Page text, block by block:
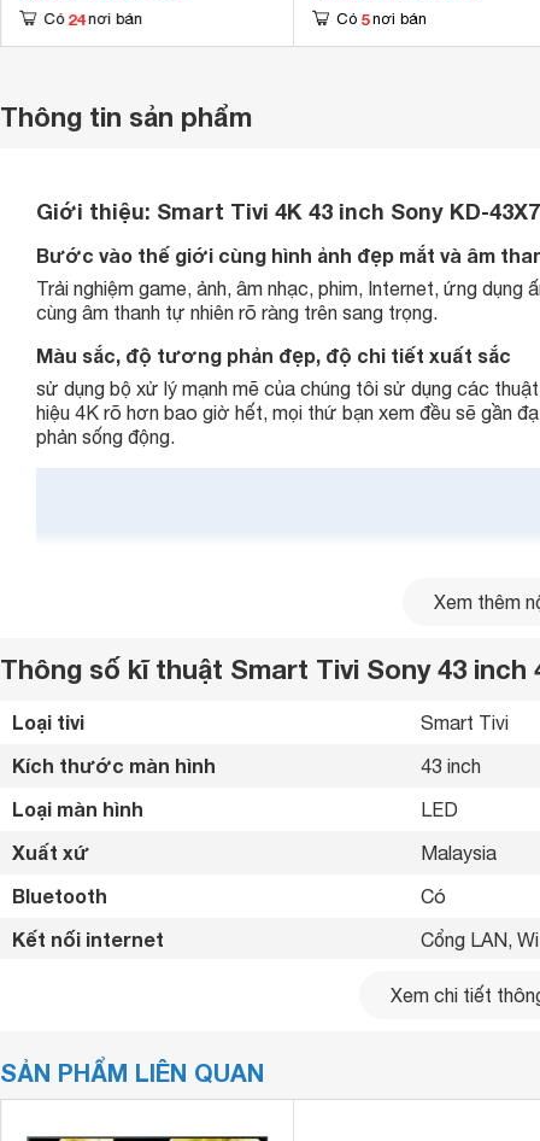
Có 24 nơi bán Có 5 nơi bán
Thông tin sản phẩm
Giới thiệu: Smart Tivi 4K 43 inch Sony KD-
Bước vào thế giới cùng hình ảnh đẹp mắt và âm
Trải nghiệm game, ảnh, âm nhạc, phim, Internet, ứng
cùng âm thanh tự nhiên rõ ràng trên sang trọng.
Màu sắc, độ tương phản đẹp, độ chi tiết xuất sắc
sử dụng bộ xử lý mạnh mẽ của chúng tôi sử dụng các
hiệu 4K rõ hơn bao giờ hết, mọi thứ bạn xem đều sẽ gần
phản sống động.
Tăng âm trầm
phản xạ âm trầm mang đến chất lượng âm thanh
Xem thêm
Thông số kĩ thuật Smart Tivi Sony 43 inch
Loại tivi Smart Tivi
Kích thước màn hình 43 inch
Loại màn hình LED
Xuất xứ Malaysia
Bluetooth Có
Kết nối internet Cổng LAN,
3 cổng
Điều khiển bằng giọng nói
Xem chi tiết
SẢN PHẨM LIÊN QUAN